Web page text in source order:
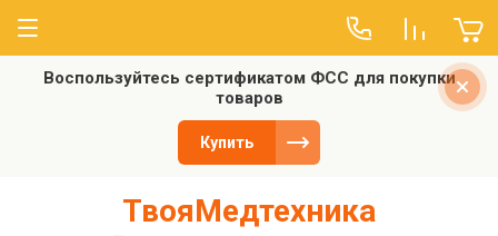
О компании
Воспользуйтесь сертификатом ФСС для покупки
товаров
Купить
ТвояМедтехника